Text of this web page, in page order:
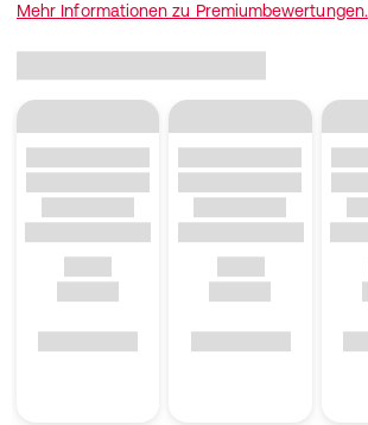
Mehr Informationen zu Premiumbewertungen.